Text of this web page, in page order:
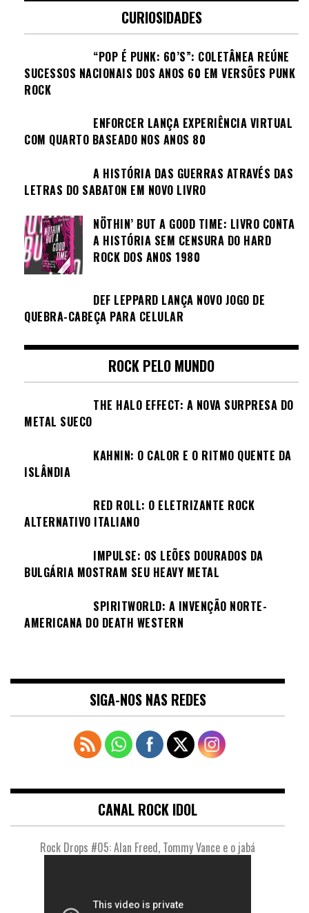
CURIOSIDADES
“POP É PUNK: 60’S”: COLETÂNEA REÚNE
SUCESSOS NACIONAIS DOS ANOS 60 EM VERSÕES PUNK
ROCK
ENFORCER LANÇA EXPERIÊNCIA VIRTUAL
COM QUARTO BASEADO NOS ANOS 80
A HISTÓRIA DAS GUERRAS ATRAVÉS DAS
LETRAS DO SABATON EM NOVO LIVRO
NÖTHIN’ BUT A GOOD TIME: LIVRO CONTA
A HISTÓRIA SEM CENSURA DO HARD
ROCK DOS ANOS 1980
DEF LEPPARD LANÇA NOVO JOGO DE
QUEBRA-CABEÇA PARA CELULAR
ROCK PELO MUNDO
THE HALO EFFECT: A NOVA SURPRESA DO
METAL SUECO
KAHNIN: O CALOR E O RITMO QUENTE DA
ISLÂNDIA
RED ROLL: O ELETRIZANTE ROCK
ALTERNATIVO ITALIANO
IMPULSE: OS LEÕES DOURADOS DA
BULGÁRIA MOSTRAM SEU HEAVY METAL
SPIRITWORLD: A INVENÇÃO NORTE-
AMERICANA DO DEATH WESTERN
SIGA-NOS NAS REDES
CANAL ROCK IDOL
Rock Drops #05: Alan Freed, Tommy Vance e o jabá